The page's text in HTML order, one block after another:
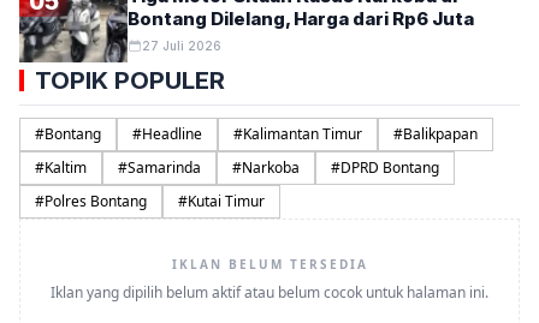
Bontang Dilelang, Harga dari Rp6 Juta
27 Juli 2026
TOPIK POPULER
#Bontang #Headline #Kalimantan Timur #Balikpapan
#Kaltim #Samarinda #Narkoba #DPRD Bontang
#Polres Bontang #Kutai Timur
IKLAN BELUM TERSEDIA
Iklan yang dipilih belum aktif atau belum cocok untuk halaman ini.